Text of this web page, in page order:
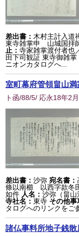
差出書： 木村主計入道
東寺雑掌申 山城国
止：寺家雑掌渡付者也
田下司観証 東寺御雑掌
ニオンカタログへ...
室町幕府管領畠山
ト函/88/5/ 応永18年2
差出書：沙弥 宛名書：
條以南櫛 以西字款冬
如件 人名：沙弥（畠山
寺社名：東寺 その他事
タログへのリンクをご
諸仏事料所地子銭散